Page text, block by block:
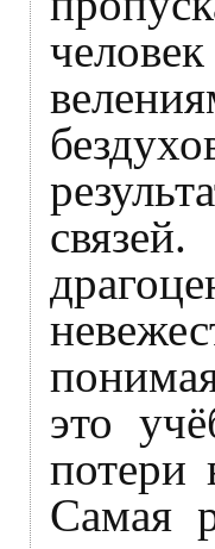
это
потери
Самая